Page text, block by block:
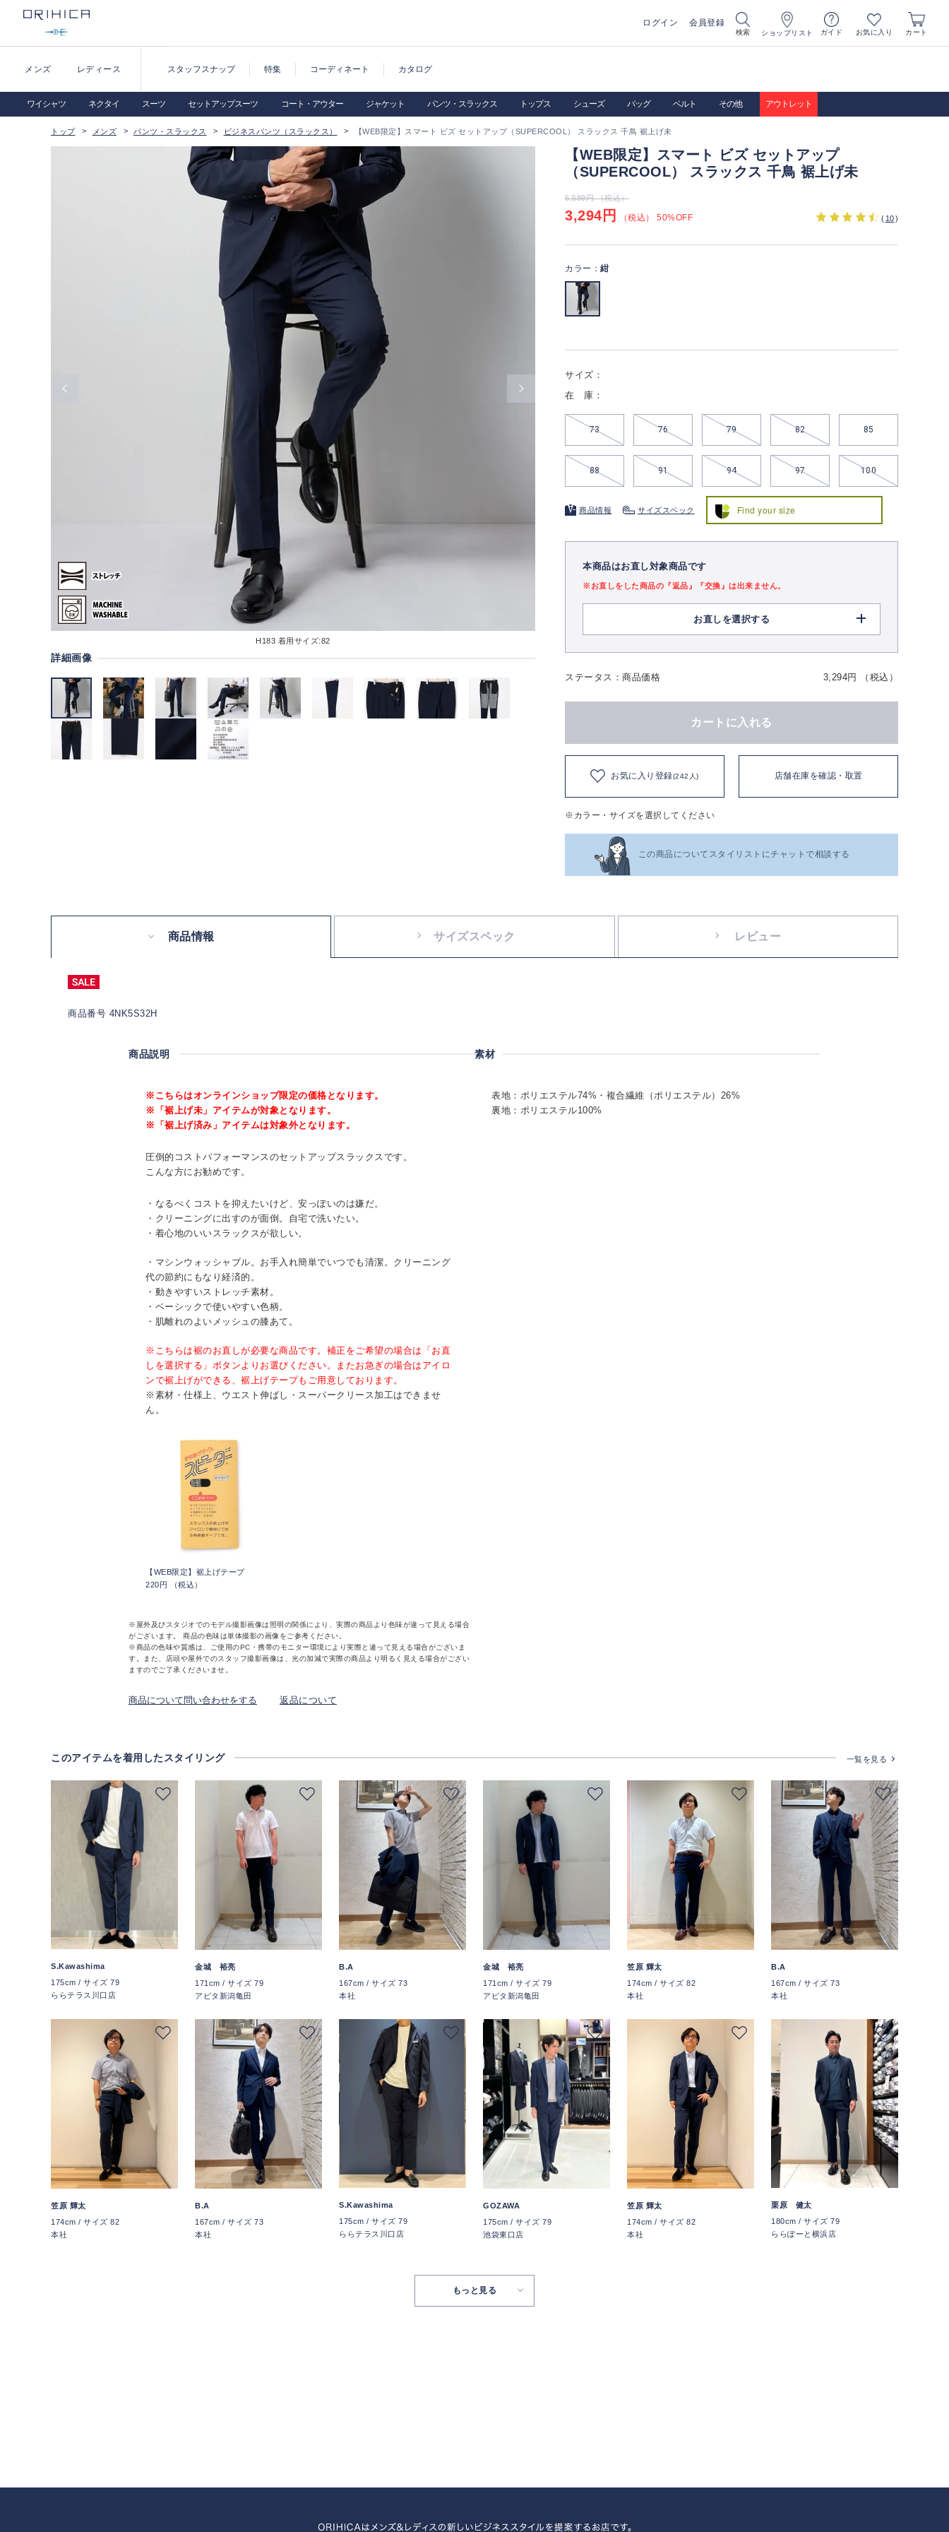
ログイン 会員登録
検索 ショップリスト ガイド お気に入り カート
メンズ レディース スタッフスナップ 特集 コーディネート カタログ
ワイシャツ ネクタイ スーツ セットアップスーツ コート・アウター ジャケット パンツ・スラックス トップス シューズ バッグ ベルト その他 アウトレット
トップ メンズ パンツ・スラックス ビジネスパンツ（スラックス） 【WEB限定】スマート ビズ セットアップ（SUPERCOOL） スラックス 千鳥 裾上げ未
H183 着用サイズ:82
詳細画像
【WEB限定】スマート ビズ セットアップ
（SUPERCOOL） スラックス 千鳥 裾上げ未
6,589円 （税込）
3,294円 （税込） 50%OFF ( 10)
カラー： 紺
サイズ：
在 庫：
73 76 79 82 85
88 91 94 97 100
商品情報 サイズスペック Find your size
本商品はお直し対象商品です
※お直しをした商品の『返品』『交換』は出来ません。
お直しを選択する
ステータス：商品価格 3,294円 （税込）
カートに入れる
お気に入り登録(242人) 店舗在庫を確認・取置
※カラー・サイズを選択してください
この商品についてスタイリストにチャットで相談する
商品情報 サイズスペック レビュー
商品番号 4NK5S32H
商品説明
※こちらはオンラインショップ限定の価格となります。
※「裾上げ未」アイテムが対象となります。
※「裾上げ済み」アイテムは対象外となります。
圧倒的コストパフォーマンスのセットアップスラックスです。
こんな方にお勧めです。
・なるべくコストを抑えたいけど、安っぽいのは嫌だ。
・クリーニングに出すのが面倒。自宅で洗いたい。
・着心地のいいスラックスが欲しい。
・マシンウォッシャブル。お手入れ簡単でいつでも清潔。クリーニング
代の節約にもなり経済的。
・動きやすいストレッチ素材。
・ベーシックで使いやすい色柄。
・肌離れのよいメッシュの膝あて。
※こちらは裾のお直しが必要な商品です。補正をご希望の場合は「お直
しを選択する」ボタンよりお選びください。またお急ぎの場合はアイロ
ンで裾上げができる、裾上げテープもご用意しております。
※素材・仕様上、ウエスト伸ばし・スーパークリース加工はできませ
ん。
【WEB限定】裾上げテープ
220円 （税込）
※屋外及びスタジオでのモデル撮影画像は照明の関係により、実際の商品より色味が違って見える場合
がございます。 商品の色味は単体撮影の画像をご参考ください。
※商品の色味や質感は、ご使用のPC・携帯のモニター環境により実際と違って見える場合がございま
す。また、店頭や屋外でのスタッフ撮影画像は、光の加減で実際の商品より明るく見える場合がござい
ますのでご了承くださいませ。
商品について問い合わせをする 返品について
素材
表地：ポリエステル74%・複合繊維（ポリエステル）26%
裏地：ポリエステル100%
このアイテムを着用したスタイリング 一覧を見る
S.Kawashima
175cm / サイズ 79
ららテラス川口店
金城 裕亮
171cm / サイズ 79
アピタ新潟亀田
B.A
167cm / サイズ 73
本社
金城 裕亮
171cm / サイズ 79
アピタ新潟亀田
笠原 輝太
174cm / サイズ 82
本社
B.A
167cm / サイズ 73
本社
笠原 輝太
174cm / サイズ 82
本社
B.A
167cm / サイズ 73
本社
S.Kawashima
175cm / サイズ 79
ららテラス川口店
GOZAWA
175cm / サイズ 79
池袋東口店
笠原 輝太
174cm / サイズ 82
本社
栗原 健太
180cm / サイズ 79
ららぽーと横浜店
もっと見る